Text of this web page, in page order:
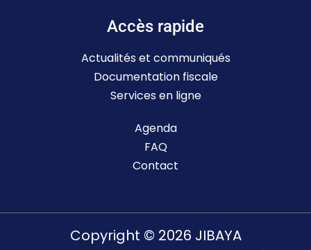
Accès rapide
Actualités et communiqués
Documentation fiscale
Services en ligne
Agenda
FAQ
Contact
Copyright © 2026 JIBAYA